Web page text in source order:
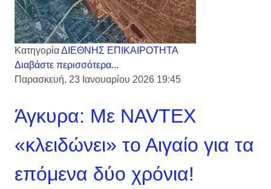
ΚατηγορίαΔΙΕΘΝΗΣ ΕΠΙΚΑΙΡΟΤΗΤΑ
Διαβάστε περισσότερα...
Παρασκευή, 23 Ιανουαρίου 2026 19:45
Άγκυρα: Με NAVTEX
«κλειδώνει» το Αιγαίο για τα
επόμενα δύο χρόνια!